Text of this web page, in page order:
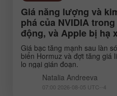
Giá năng lượng và
phá của NVIDIA
động, và Apple bị hạ
Giá bạc tăng mạnh sau làn
biển Hormuz và đợt tăng giá
lo ngại gián đoạn.
Natalia Andreeva
07:00 2026-08-05 UTC--4